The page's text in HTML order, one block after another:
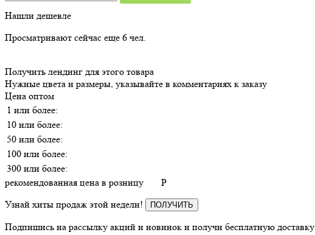
Нашли дешевле
Просматривают сейчас еще 6 чел.
Получить лендинг для этого товара
Нужные цвета и размеры, указывайте в комментариях к заказу
Цена оптом
1 или более:
10 или более:
50 или более:
100 или более:
300 или более:
рекомендованная цена в розницу
P
Узнай хиты продаж этой недели!
ПОЛУЧИТЬ
Подпишись на рассылку акций и новинок и получи бесплатную доставку